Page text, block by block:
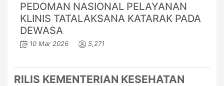
PEDOMAN NASIONAL PELAYANAN
KLINIS TATALAKSANA KATARAK PADA
DEWASA
10 Mar 2026 5,271
RILIS KEMENTERIAN KESEHATAN